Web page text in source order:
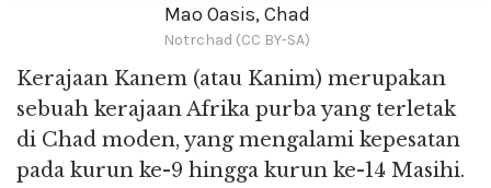
Mao Oasis, Chad
Notrchad (CC BY-SA)
Kerajaan Kanem (atau Kanim) merupakan
sebuah kerajaan Afrika purba yang terletak
di Chad moden, yang mengalami kepesatan
pada kurun ke-9 hingga kurun ke-14 Masihi.